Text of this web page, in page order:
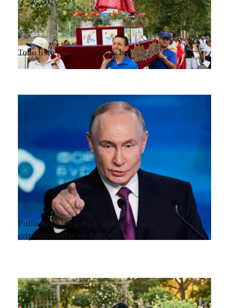
Todo listo para la «Bajada» hoy
Putin avala ley para regular el uso de
criptomonedas en Rusia